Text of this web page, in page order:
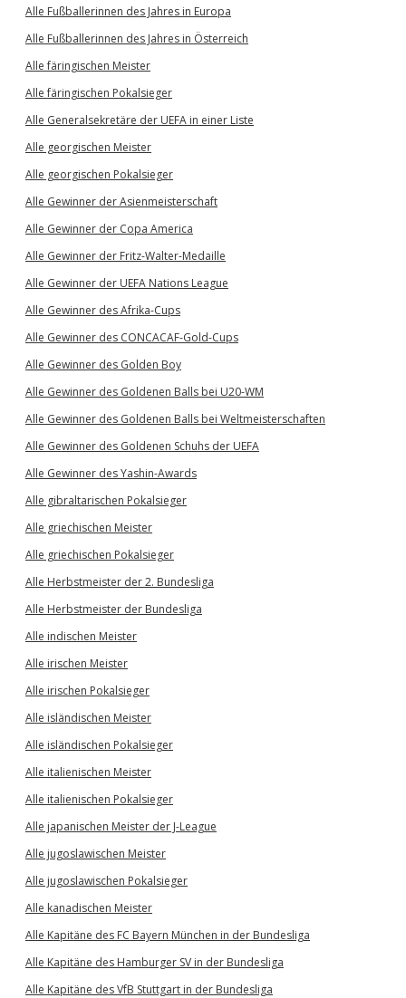
Alle Fußballerinnen des Jahres in Europa
Alle Fußballerinnen des Jahres in Österreich
Alle färingischen Meister
Alle färingischen Pokalsieger
Alle Generalsekretäre der UEFA in einer Liste
Alle georgischen Meister
Alle georgischen Pokalsieger
Alle Gewinner der Asienmeisterschaft
Alle Gewinner der Copa America
Alle Gewinner der Fritz-Walter-Medaille
Alle Gewinner der UEFA Nations League
Alle Gewinner des Afrika-Cups
Alle Gewinner des CONCACAF-Gold-Cups
Alle Gewinner des Golden Boy
Alle Gewinner des Goldenen Balls bei U20-WM
Alle Gewinner des Goldenen Balls bei Weltmeisterschaften
Alle Gewinner des Goldenen Schuhs der UEFA
Alle Gewinner des Yashin-Awards
Alle gibraltarischen Pokalsieger
Alle griechischen Meister
Alle griechischen Pokalsieger
Alle Herbstmeister der 2. Bundesliga
Alle Herbstmeister der Bundesliga
Alle indischen Meister
Alle irischen Meister
Alle irischen Pokalsieger
Alle isländischen Meister
Alle isländischen Pokalsieger
Alle italienischen Meister
Alle italienischen Pokalsieger
Alle japanischen Meister der J-League
Alle jugoslawischen Meister
Alle jugoslawischen Pokalsieger
Alle kanadischen Meister
Alle Kapitäne des FC Bayern München in der Bundesliga
Alle Kapitäne des Hamburger SV in der Bundesliga
Alle Kapitäne des VfB Stuttgart in der Bundesliga